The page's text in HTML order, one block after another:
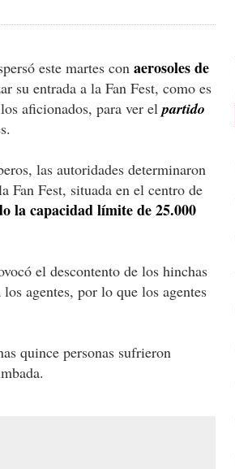
este martes con aerosoles de
su entrada a la Fan Fest, como es
aficionados, para ver elpartido
las autoridades determinaron
Fan Fest, situada en el centro de
la capacidad límite de 25.000
el descontento de los hinchas
agentes, por lo que los agentes
quince personas sufrieron